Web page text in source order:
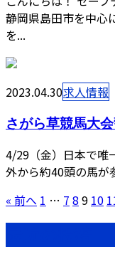
静岡県島田市を中心
を...
2023.04.30求人情報
さがら草競馬大
4/29（金）日本で唯
外から約40頭の馬が
« 前へ 1 … 7 8 9 10